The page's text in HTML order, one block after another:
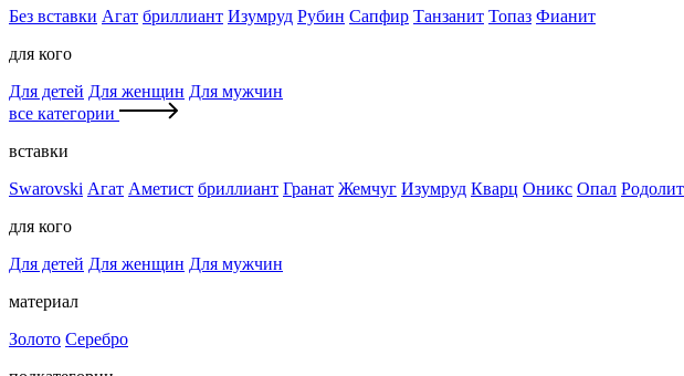
Без вставки Агат бриллиант Изумруд Рубин Сапфир Танзанит Топаз Фианит
для кого
Для детей Для женщин Для мужчин
все категории
вставки
Swarovski Агат Аметист бриллиант Гранат Жемчуг Изумруд Кварц Оникс Опал Родолит
для кого
Для детей Для женщин Для мужчин
материал
Золото Серебро